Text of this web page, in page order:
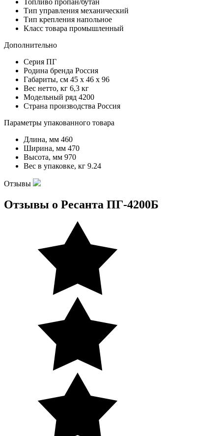
Топливо пропан/бутан
Тип управления механический
Тип крепления напольное
Класс товара промышленный
Дополнительно
Серия ПГ
Родина бренда Россия
Габариты, см 45 x 46 x 96
Вес нетто, кг 6,3 кг
Модельный ряд 4200
Страна производства Россия
Параметры упакованного товара
Длина, мм 460
Ширина, мм 470
Высота, мм 970
Вес в упаковке, кг 9.24
Отзывы
Отзывы о Ресанта ПГ-4200Б